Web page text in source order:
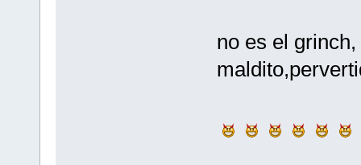
no es el